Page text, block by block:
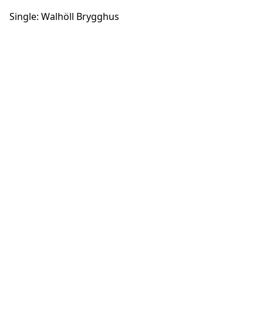
Single: Walhöll Brygghus